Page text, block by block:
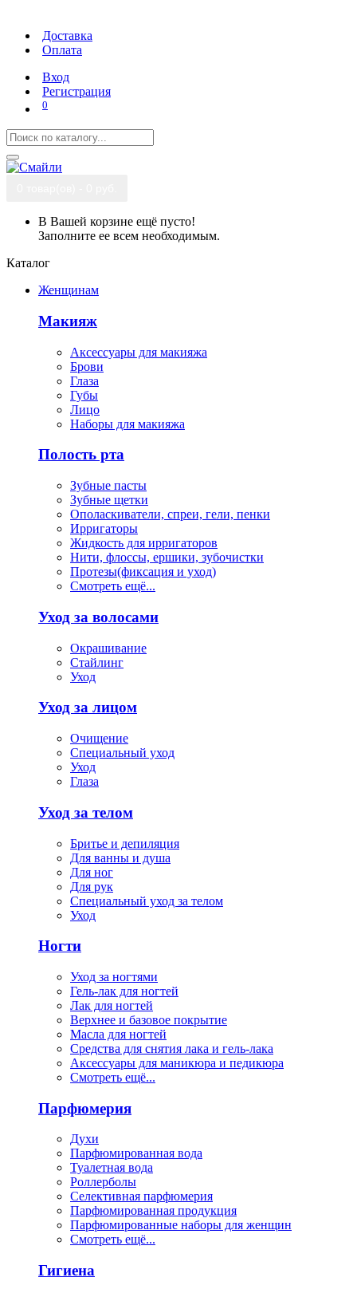
Доставка
Оплата
Вход
Регистрация
0
В Вашей корзине ещё пусто!
Заполните ее всем необходимым.
Каталог
Женщинам
Макияж
Аксессуары для макияжа
Брови
Глаза
Губы
Лицо
Наборы для макияжа
Полость рта
Зубные пасты
Зубные щетки
Ополаскиватели, спреи, гели, пенки
Ирригаторы
Жидкость для ирригаторов
Нити, флоссы, ершики, зубочистки
Протезы(фиксация и уход)
Смотреть ещё...
Уход за волосами
Окрашивание
Стайлинг
Уход
Уход за лицом
Очищение
Специальный уход
Уход
Глаза
Уход за телом
Бритье и депиляция
Для ванны и душа
Для ног
Для рук
Специальный уход за телом
Уход
Ногти
Уход за ногтями
Гель-лак для ногтей
Лак для ногтей
Верхнее и базовое покрытие
Масла для ногтей
Средства для снятия лака и гель-лака
Аксессуары для маникюра и педикюра
Смотреть ещё...
Парфюмерия
Духи
Парфюмированная вода
Туалетная вода
Роллерболы
Селективная парфюмерия
Парфюмированная продукция
Парфюмированные наборы для женщин
Смотреть ещё...
Гигиена